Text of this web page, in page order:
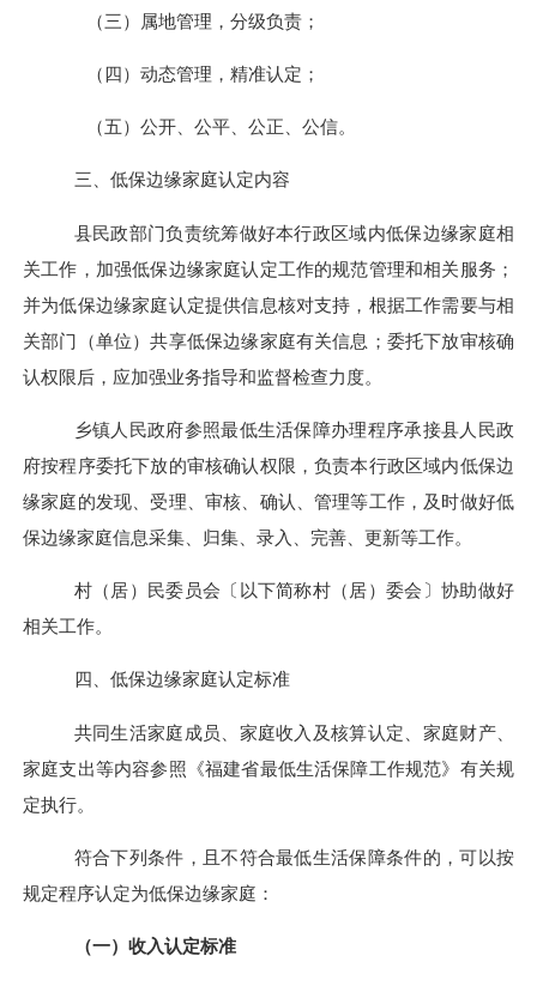
（三） 属地管理 ，分级负责 ；
（四）动态管理 ，精准认定 ；
（五）公开 、公平 、公正 、公信。
三、低保边缘家庭认定内容
县民政部门负责统筹做好本行政区域内低保边缘家庭相
关工作，加强低保边缘家庭认定工作的规范管理和相关服务；
并为低保边缘家庭认定提供信息核对支持，根据工作需要与相
关部门（单位）共享低保边缘家庭有关信息；委托下放审核确
认权限后，应加强业务指导和监督检查力度。
乡镇人民政府参照最低生活保障办理程序承接县人民政
府按程序委托下放的审核确认权限，负责本行政区域内低保边
缘家庭的发现、受理、审核、确认、管理等工作，及时做好低
保边缘家庭信息采集、归集、录入、完善、更新等工作。
村（居）民委员会〔以下简称村（居）委会〕协助做好
相关工作。
四、低保边缘家庭认定标准
共同生活家庭成员、家庭收入及核算认定、家庭财产、
家庭支出等内容参照 《福建省最低生活保障工作规范》 有关规
定执行。
符合下列条件 ，且不符合最低生活保障条件的，可以按
规定程序认定为低保边缘家庭：
（一）收入认定标准